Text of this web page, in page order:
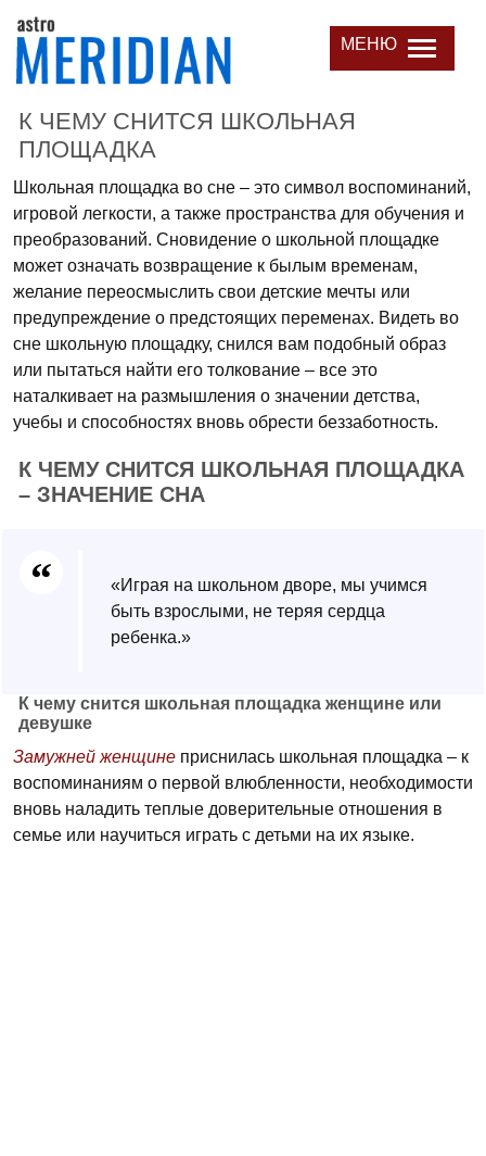
МЕНЮ
К ЧЕМУ СНИТСЯ ШКОЛЬНАЯ
ПЛОЩАДКА
Школьная площадка во сне – это символ воспоминаний,
игровой легкости, а также пространства для обучения и
преобразований. Сновидение о школьной площадке
может означать возвращение к былым временам,
желание переосмыслить свои детские мечты или
предупреждение о предстоящих переменах. Видеть во
сне школьную площадку, снился вам подобный образ
или пытаться найти его толкование – все это
наталкивает на размышления о значении детства,
учебы и способностях вновь обрести беззаботность.
К ЧЕМУ СНИТСЯ ШКОЛЬНАЯ ПЛОЩАДКА
– ЗНАЧЕНИЕ СНА
«Играя на школьном дворе, мы учимся
быть взрослыми, не теряя сердца
ребенка.»
К чему снится школьная площадка женщине или
девушке
Замужней женщине приснилась школьная площадка – к
воспоминаниям о первой влюбленности, необходимости
вновь наладить теплые доверительные отношения в
семье или научиться играть с детьми на их языке.